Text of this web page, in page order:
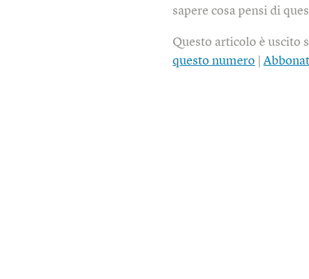
sapere cosa pensi di
Questo articolo è uscito
questo numero |